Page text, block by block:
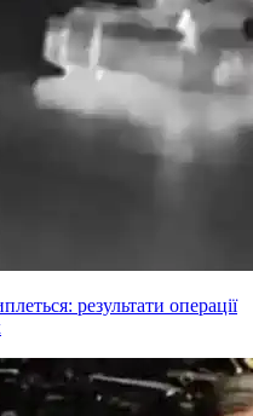
результати операції